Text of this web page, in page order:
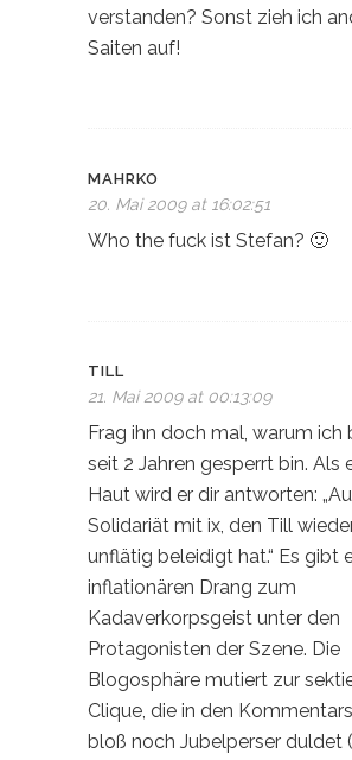
verstanden? Sonst zieh ich
Saiten auf!
MAHRKO
20. Mai 2009 at 16:02:51
Who the fuck ist Stefan? 🙂
TILL
21. Mai 2009 at 00:13:09
Frag ihn doch mal, warum ich
seit 2 Jahren gesperrt bin. Als
Haut wird er dir antworten:
Solidariät mit ix, den Till
unflätig beleidigt hat.“ Es gibt
inflationären Drang zum
Kadaverkorpsgeist unter den
Protagonisten der Szene. Die
Blogosphäre mutiert zur
Clique, die in den
bloß noch Jubelperser duldet